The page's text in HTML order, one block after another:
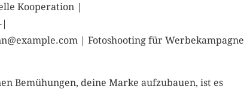
Kooperation |
​| Fotoshooting ​für Werbekampagne‌
Bemühungen, deine Marke aufzubauen, ist es‍